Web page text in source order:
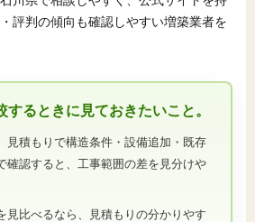
評判の傾向も確認しやすい増築業者を
するときに見ておきたいこと。
見積もりで構造条件・設備追加・既存
確認すると、工事範囲の差を見分けや
見比べるなら、見積もりの分かりやす